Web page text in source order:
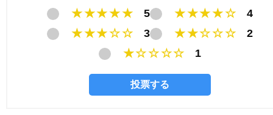
★★★★★ 5 ★★★★☆
4
★★★☆☆
3 ★★☆☆☆
2
★☆☆☆☆
1